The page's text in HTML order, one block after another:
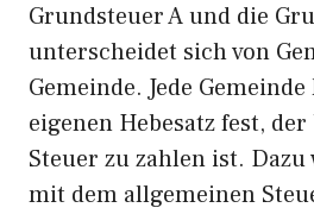
Grundsteuer A und die
unterscheidet sich von
Gemeinde. Jede
eigenen Hebesatz fest,
Steuer zu zahlen ist.
mit dem allgemeinen